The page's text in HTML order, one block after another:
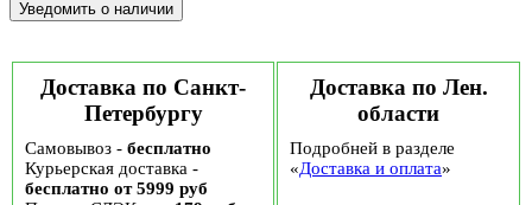
Доставка по Санкт-
Петербургу
Самовывоз - бесплатно
Курьерская доставка -
бесплатно от 5999 руб
Доставка по Лен.
области
Подробней в разделе
«Доставка и оплата»